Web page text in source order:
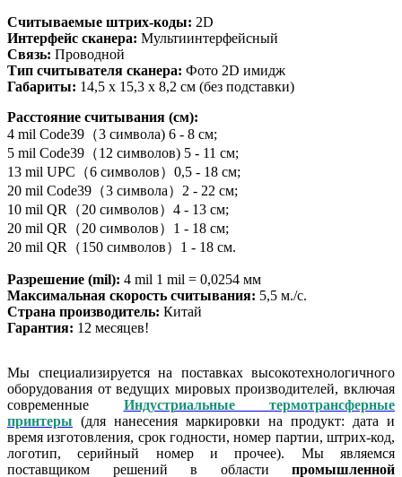
Считываемые штрих-коды: 2D
Интерфейс сканера: Мультиинтерфейсный
Связь: Проводной
Тип считывателя сканера: Фото 2D имидж
Габариты: 14,5 х 15,3 х 8,2 см (без подставки)
Расстояние считывания (cм):
4 mil Code39（3 символа) 6 - 8 см;
5 mil Code39（12 символов) 5 - 11 см;
13 mil UPC（6 символов）0,5 - 18 см;
20 mil Code39（3 символа）2 - 22 см;
10 mil QR（20 символов）4 - 13 см;
20 mil QR（20 символов）1 - 18 см;
20 mil QR（150 символов）1 - 18 см.
Разрешение (mil): 4 mil 1 mil = 0,0254 мм
Максимальная скорость считывания: 5,5 м./с.
Страна производитель: Китай
Гарантия: 12 месяцев!
Мы специализируется на поставках высокотехнологичного
оборудования от ведущих мировых производителей, включая
современные Индустриальные термотрансферные
принтеры (для нанесения маркировки на продукт: дата и
время изготовления, срок годности, номер партии, штрих-код,
логотип, серийный номер и прочее). Мы являемся
поставщиком решений в области промышленной